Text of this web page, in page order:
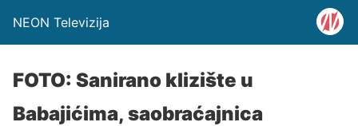
NEON Televizija
FOTO: Sanirano klizište u
Babajićima, saobraćajnica